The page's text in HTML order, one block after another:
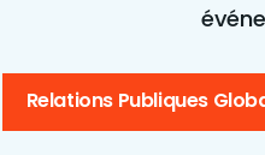
Relations Publiques